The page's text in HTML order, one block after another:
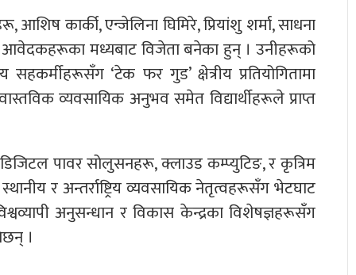
आशिष कार्की, एन्जेलिना घिमिरे, प्रियांशु शर्मा, साधना
आवेदकहरूका मध्यबाट विजेता बनेका हुन् । उनीहरूको
सहकर्मीहरूसँग ‘टेक फर गुड’ क्षेत्रीय प्रतियोगितामा
वास्तविक व्यवसायिक अनुभव समेत विद्यार्थीहरूले प्राप्त
डिजिटल पावर सोलुसनहरू, क्लाउड कम्प्युटिङ, र कृत्रिम
र अन्तर्राष्ट्रिय व्यवसायिक नेतृत्वहरूसँग भेटघाट
अनुसन्धान र विकास केन्द्रका विशेषज्ञहरूसँग
।